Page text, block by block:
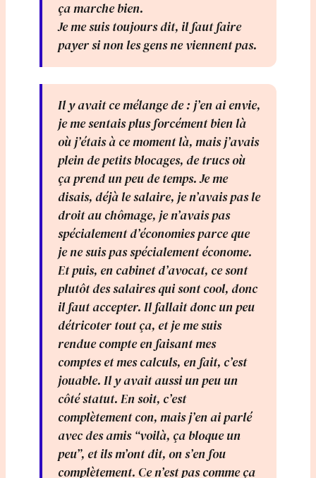
ça marche bien.
Je me suis toujours dit, il faut faire
payer si non les gens ne viennent pas.
Il y avait ce mélange de : j’en ai envie,
je me sentais plus forcément bien là
où j’étais à ce moment là, mais j’avais
plein de petits blocages, de trucs où
ça prend un peu de temps. Je me
disais, déjà le salaire, je n’avais pas le
droit au chômage, je n’avais pas
spécialement d’économies parce que
je ne suis pas spécialement économe.
Et puis, en cabinet d’avocat, ce sont
plutôt des salaires qui sont cool, donc
il faut accepter. Il fallait donc un peu
détricoter tout ça, et je me suis
rendue compte en faisant mes
comptes et mes calculs, en fait, c’est
jouable. Il y avait aussi un peu un
côté statut. En soit, c’est
complètement con, mais j’en ai parlé
avec des amis “voilà, ça bloque un
peu”, et ils m’ont dit, on s’en fou
complètement. Ce n’est pas comme ça